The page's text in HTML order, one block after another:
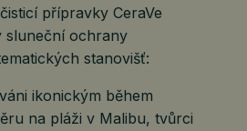
přípravky CeraVe
sluneční ochrany
stanovišť:
ikonickým během
na pláži v Malibu, tvůrci